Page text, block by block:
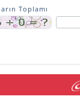
Toplamı